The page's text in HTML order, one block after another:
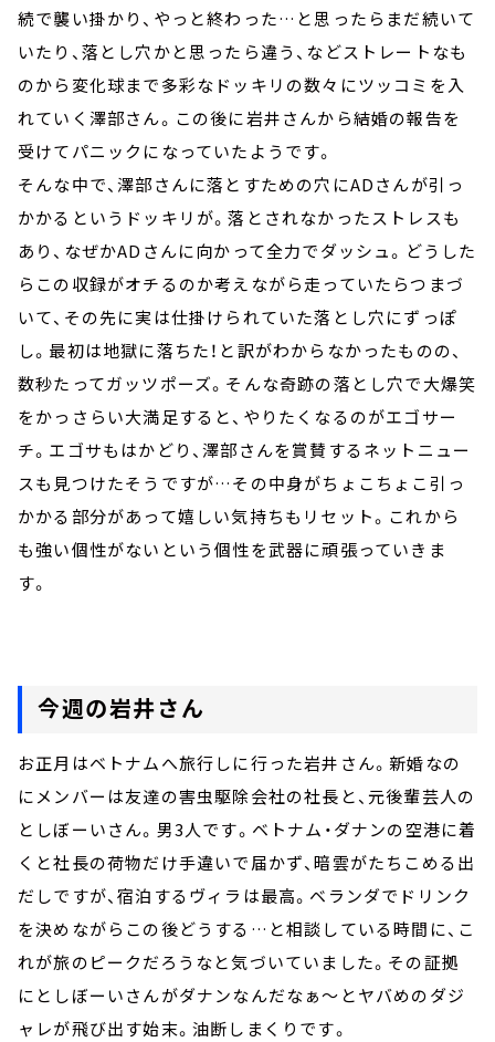
続で襲い掛かり、やっと終わった…と思ったらまだ続いて
いたり、落とし穴かと思ったら違う、などストレートなも
のから変化球まで多彩なドッキリの数々にツッコミを入
れていく澤部さん。この後に岩井さんから結婚の報告を
受けてパニックになっていたようです。
そんな中で、澤部さんに落とすための穴にADさんが引っ
かかるというドッキリが。落とされなかったストレスも
あり、なぜかADさんに向かって全力でダッシュ。どうした
らこの収録がオチるのか考えながら走っていたらつまづ
いて、その先に実は仕掛けられていた落とし穴にずっぽ
し。最初は地獄に落ちた！と訳がわからなかったものの、
数秒たってガッツポーズ。そんな奇跡の落とし穴で大爆笑
をかっさらい大満足すると、やりたくなるのがエゴサー
チ。エゴサもはかどり、澤部さんを賞賛するネットニュー
スも見つけたそうですが…その中身がちょこちょこ引っ
かかる部分があって嬉しい気持ちもリセット。これから
も強い個性がないという個性を武器に頑張っていきま
す。
今週の岩井さん
お正月はベトナムへ旅行しに行った岩井さん。新婚なの
にメンバーは友達の害虫駆除会社の社長と、元後輩芸人の
としぼーいさん。男3人です。ベトナム・ダナンの空港に着
くと社長の荷物だけ手違いで届かず、暗雲がたちこめる出
だしですが、宿泊するヴィラは最高。ベランダでドリンク
を決めながらこの後どうする…と相談している時間に、こ
れが旅のピークだろうなと気づいていました。その証拠
にとしぼーいさんがダナンなんだなぁ～とヤバめのダジ
ャレが飛び出す始末。油断しまくりです。